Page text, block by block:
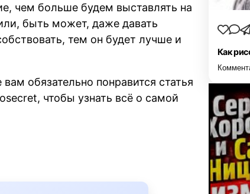
чем больше будем выставлять на
быть может, даже давать
тем он будет лучше и
обязательно понравится статья
чтобы узнать всё о самой
Как